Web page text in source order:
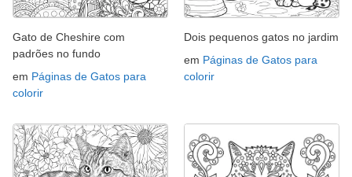
Gato de Cheshire com
padrões no fundo
em Páginas de Gatos para
colorir
Dois pequenos gatos no jardim
em Páginas de Gatos para
colorir